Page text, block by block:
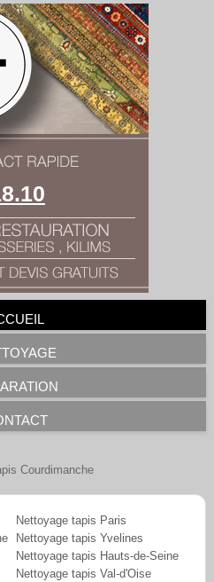
Courdimanche
Nettoyage tapis Paris
Nettoyage tapis Yvelines
Nettoyage tapis Hauts-de-Seine
Nettoyage tapis Val-d'Oise